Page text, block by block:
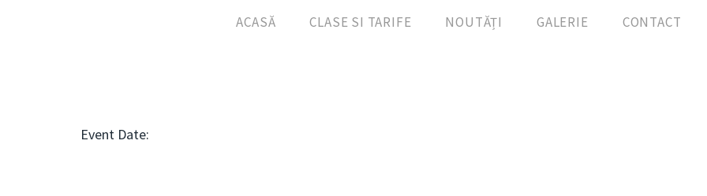
ACASĂ CLASE SI TARIFE NOUTĂȚI GALERIE CONTACT
Event Date: